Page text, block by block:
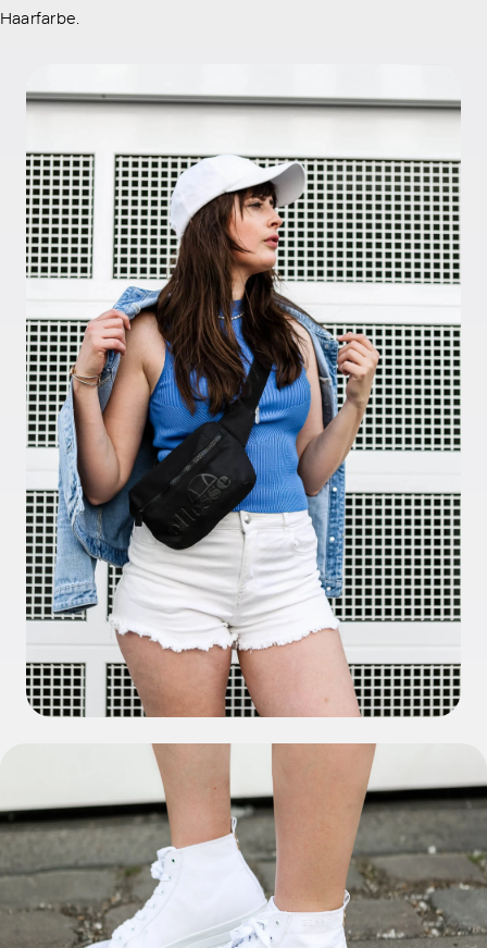
Haarfarbe.